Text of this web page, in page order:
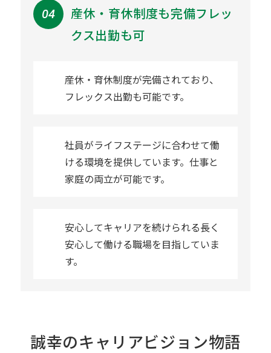
産休・育休制度も完備フレッ
クス出勤も可
産休・育休制度が完備されており、
フレックス出勤も可能です。
社員がライフステージに合わせて働
ける環境を提供しています。仕事と
家庭の両立が可能です。
安心してキャリアを続けられる長く
安心して働ける職場を目指していま
す。
誠幸のキャリアビジョン物語